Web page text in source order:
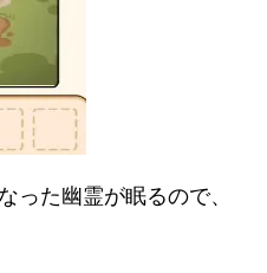
た幽霊が眠るので、